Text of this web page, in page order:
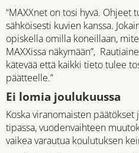
“MAXXnet on tosi hyvä. Ohjeet
sähköisesti kuvien kanssa.
opiskella omilla koneillaan,
MAXXissa näkymään”,
kätevää että kaikki tieto tulee
päätteelle.”
Ei lomia joulukuussa
Koska viranomaisten
tipassa, vuodenvaihteen
vaikea varautua koulutuksen